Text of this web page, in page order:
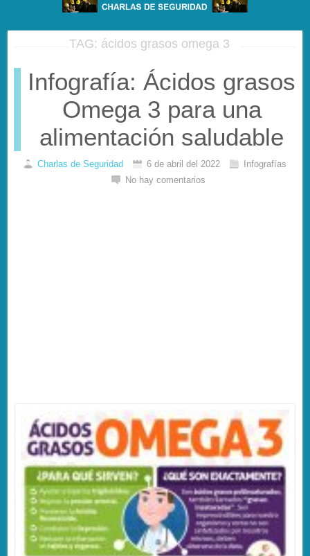
TAG: ácidos grasos omega 3
Infografía: Ácidos grasos
Omega 3 para una
alimentación saludable
Charlas de Seguridad 6 de abril del 2022
Infografías
No hay comentarios